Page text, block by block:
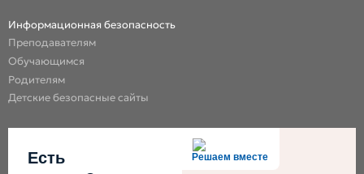
Информационная безопасность
Преподавателям
Обучающимся
Родителям
Детские безопасные сайты
Решаем вместе
Есть